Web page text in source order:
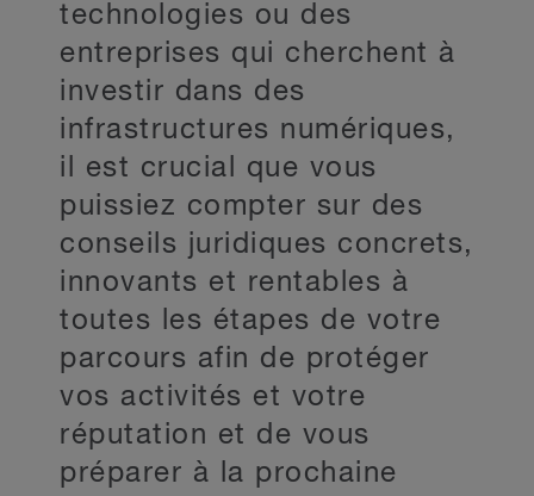
technologies ou des
entreprises qui cherchent à
investir dans des
infrastructures numériques,
il est crucial que vous
puissiez compter sur des
conseils juridiques concrets,
innovants et rentables à
toutes les étapes de votre
parcours afin de protéger
vos activités et votre
réputation et de vous
préparer à la prochaine